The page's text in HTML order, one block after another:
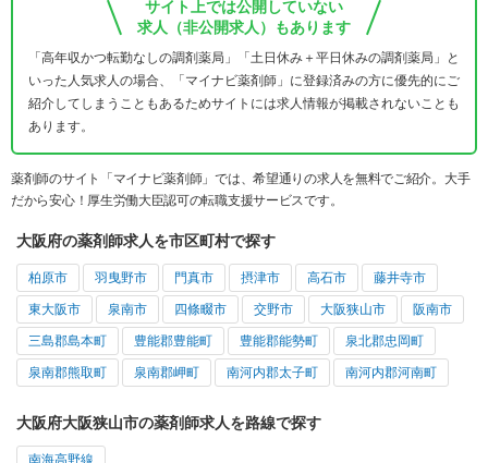
サイト上では公開していない
求人（非公開求人）もあります
「高年収かつ転勤なしの調剤薬局」「土日休み＋平日休みの調剤薬局」と
いった人気求人の場合、「マイナビ薬剤師」に登録済みの方に優先的にご
紹介してしまうこともあるためサイトには求人情報が掲載されないことも
あります。
薬剤師のサイト「マイナビ薬剤師」では、希望通りの求人を無料でご紹介。大手
だから安心！厚生労働大臣認可の転職支援サービスです。
大阪府の薬剤師求人を市区町村で探す
柏原市 羽曳野市 門真市 摂津市 高石市 藤井寺市
東大阪市 泉南市 四條畷市 交野市 大阪狭山市 阪南市
三島郡島本町 豊能郡豊能町 豊能郡能勢町 泉北郡忠岡町
泉南郡熊取町 泉南郡岬町 南河内郡太子町 南河内郡河南町
大阪府大阪狭山市の薬剤師求人を路線で探す
南海高野線